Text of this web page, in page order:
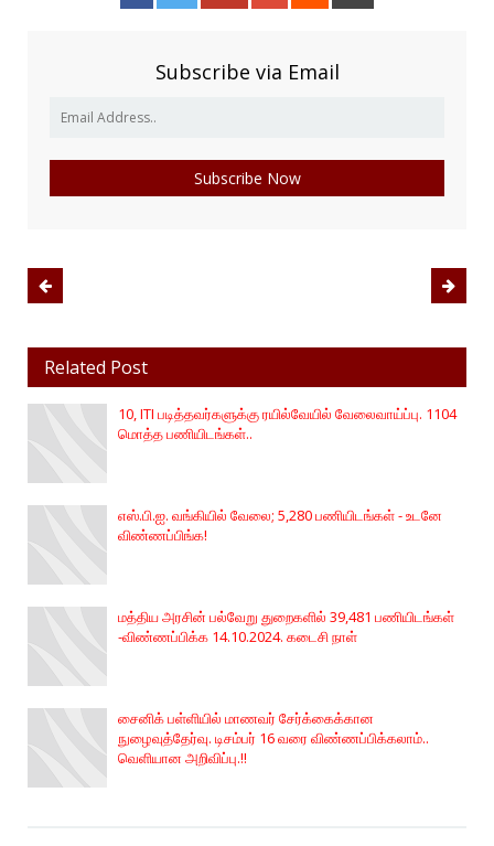
Subscribe via Email
Related Post
10, ITI படித்தவர்களுக்கு ரயில்வேயில் வேலைவாய்ப்பு. 1104
மொத்த பணியிடங்கள்..
எஸ்.பி.ஐ. வங்கியில் வேலை; 5,280 பணியிடங்கள் - உடனே
விண்ணப்பிங்க!
மத்திய அரசின் பல்வேறு துறைகளில் 39,481 பணியிடங்கள்
-விண்ணப்பிக்க 14.10.2024. கடைசி நாள்
சைனிக் பள்ளியில் மாணவர் சேர்க்கைக்கான
நுழைவுத்தேர்வு. டிசம்பர் 16 வரை விண்ணப்பிக்கலாம்..
வெளியான அறிவிப்பு.!!